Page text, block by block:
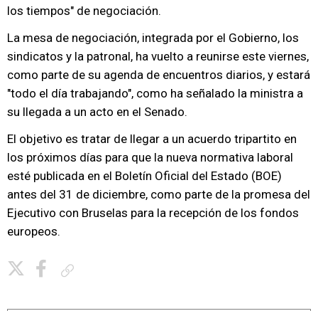
los tiempos" de negociación.
La mesa de negociación, integrada por el Gobierno, los
sindicatos y la patronal, ha vuelto a reunirse este viernes,
como parte de su agenda de encuentros diarios, y estará
"todo el día trabajando", como ha señalado la ministra a
su llegada a un acto en el Senado.
El objetivo es tratar de llegar a un acuerdo tripartito en
los próximos días para que la nueva normativa laboral
esté publicada en el Boletín Oficial del Estado (BOE)
antes del 31 de diciembre, como parte de la promesa del
Ejecutivo con Bruselas para la recepción de los fondos
europeos.